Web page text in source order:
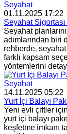
Seyahat
01.11.2025 17:22
Seyahat
Seyahat
adımlarından biri
rehberde, seyahat
farklı kapsam
yöntemlerini
Seyahat
14.11.2025 05:22
Yurt İçi Balayı
Yeni evli çiftler
yurt içi balayı
keşfetme imkanı